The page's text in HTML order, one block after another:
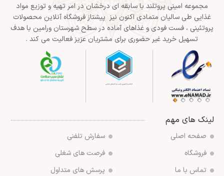
مجموعه امینی پروتلند با سابقه ای درخشان در امر تهیه و توزیع مواد
غذایی طی سالیان متمادی اکنون نیز پیشتاز فروشگاه آنلاین محصولات
پروتئینی ، فست فودی و غذاهای آماده در سطح شهرستان ورامین با هدف
تسهیل خرید غیر حضوری برای مشتریان عزیز فعالیت می کند .
لینک های مهم
صفحه اصلی
فروشگاه
تماس با ما
سفارش تلفنی
فرصت های شغلی
پرسش های متداول